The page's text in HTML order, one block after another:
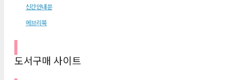
신간안내문
에브리북
도서구매 사이트